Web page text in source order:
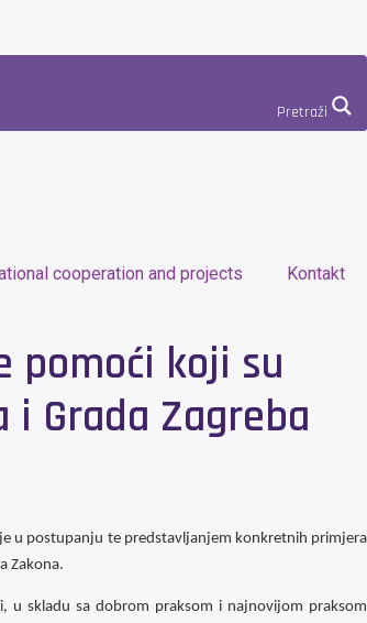
Pretraži
cooperation and projects
Kontakt
pomoći koji su
Grada Zagreba
u postupanju te predstavljanjem konkretnih primjera
Zakona.
u skladu sa dobrom praksom i najnovijom praksom